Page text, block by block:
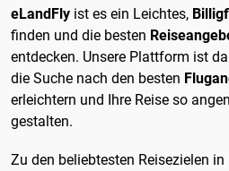
eLandFly ist es ein Leichtes,
finden und die besten
entdecken. Unsere Plattform ist
die Suche nach den besten
erleichtern und Ihre Reise so
gestalten.
Zu den beliebtesten Reisezielen